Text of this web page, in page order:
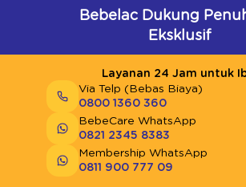
Bebelac Dukung
Eksklusif
Layanan 24 Jam untuk
Via Telp (Bebas Biaya)
0800 1360 360
BebeCare WhatsApp
0821 2345 8383
Membership WhatsApp
0811 900 777 09